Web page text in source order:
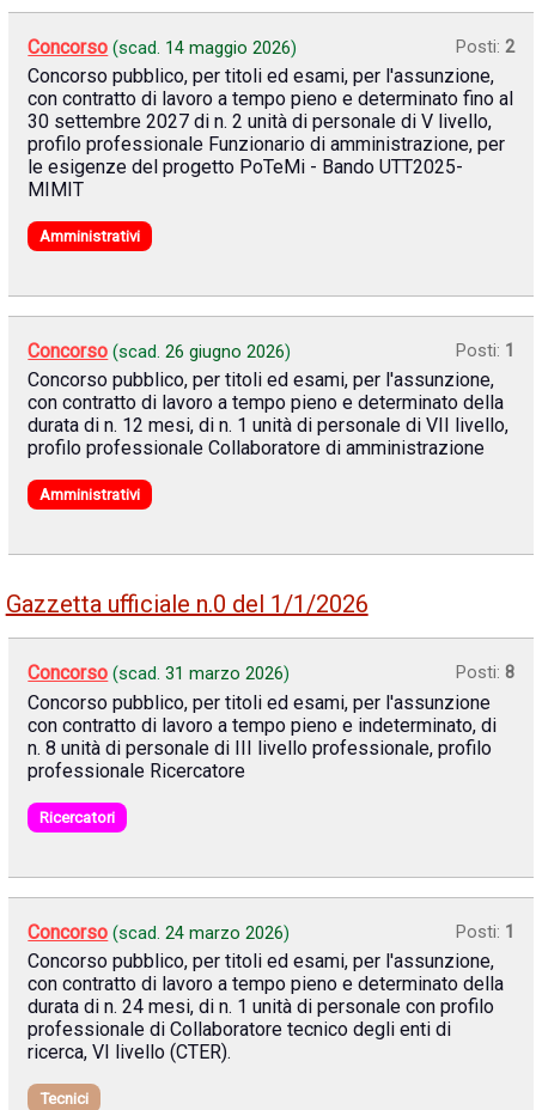
Concorso (scad. 14 maggio 2026) Posti: 2
Concorso pubblico, per titoli ed esami, per l'assunzione,
con contratto di lavoro a tempo pieno e determinato fino al
30 settembre 2027 di n. 2 unità di personale di V livello,
profilo professionale Funzionario di amministrazione, per
le esigenze del progetto PoTeMi - Bando UTT2025-
MIMIT
Amministrativi
Concorso (scad.26 giugno 2026) Posti: 1
Concorso pubblico, per titoli ed esami, per l'assunzione,
con contratto di lavoro a tempo pieno e determinato della
durata di n. 12 mesi, di n. 1 unità di personale di VII livello,
profilo professionale Collaboratore di amministrazione
Amministrativi
Gazzetta ufficiale n.0 del 1/1/2026
Concorso (scad.31 marzo 2026) Posti: 8
Concorso pubblico, per titoli ed esami, per l'assunzione
con contratto di lavoro a tempo pieno e indeterminato, di
n. 8 unità di personale di III livello professionale, profilo
professionale Ricercatore
Ricercatori
Concorso (scad.24 marzo 2026) Posti: 1
Concorso pubblico, per titoli ed esami, per l'assunzione,
con contratto di lavoro a tempo pieno e determinato della
durata di n. 24 mesi, di n. 1 unità di personale con profilo
professionale di Collaboratore tecnico degli enti di
ricerca, VI livello (CTER).
Tecnici